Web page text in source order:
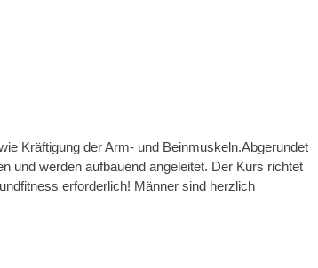
Kräftigung der Arm- und Beinmuskeln.Abgerundet
und werden aufbauend angeleitet. Der Kurs richtet
erforderlich! Männer sind herzlich